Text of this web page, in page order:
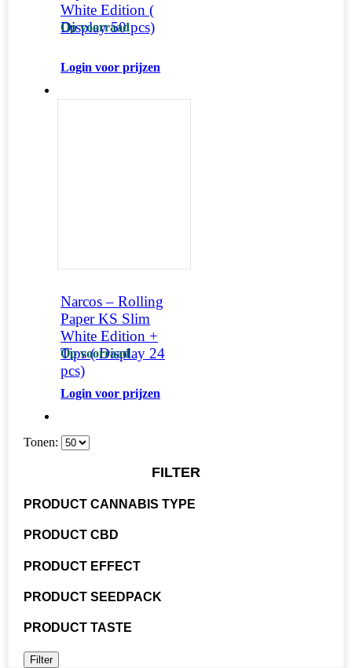
White Edition (
Display 50 pcs)
Op voorraad
Login voor prijzen
Narcos – Rolling
Paper KS Slim
White Edition +
Tips ( Display 24
pcs)
Op voorraad
Login voor prijzen
Tonen:
FILTER
PRODUCT CANNABIS TYPE
PRODUCT CBD
PRODUCT EFFECT
PRODUCT SEEDPACK
PRODUCT TASTE
Filter